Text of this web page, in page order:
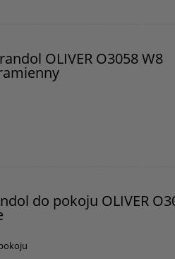
OLIVER O3058 W8
do pokoju OLIVER